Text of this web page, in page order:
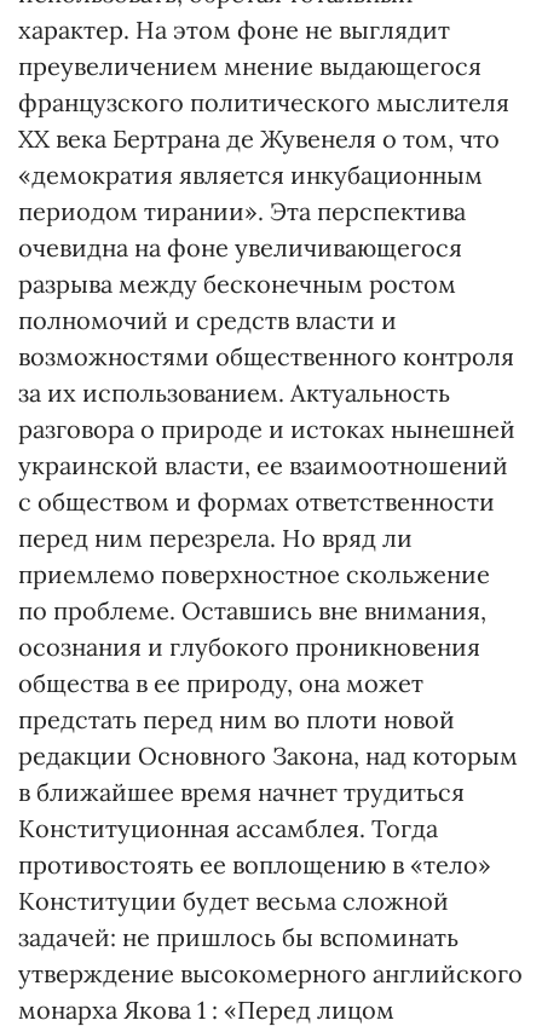
характер. На этом фоне не выглядит
преувеличением мнение выдающегося
французского политического мыслителя
ХХ века Бертрана де Жувенеля о том, что
«демократия является инкубационным
периодом тирании». Эта перспектива
очевидна на фоне увеличивающегося
разрыва между бесконечным ростом
полномочий и средств власти и
возможностями общественного контроля
за их использованием. Актуальность
разговора о природе и истоках нынешней
украинской власти, ее взаимоотношений
с обществом и формах ответственности
перед ним перезрела. Но вряд ли
приемлемо поверхностное скольжение
по проблеме. Оставшись вне внимания,
осознания и глубокого проникновения
общества в ее природу, она может
предстать перед ним во плоти новой
редакции Основного Закона, над которым
в ближайшее время начнет трудиться
Конституционная ассамблея. Тогда
противостоять ее воплощению в «тело»
Конституции будет весьма сложной
задачей: не пришлось бы вспоминать
утверждение высокомерного английского
монарха Якова 1 : «Перед лицом